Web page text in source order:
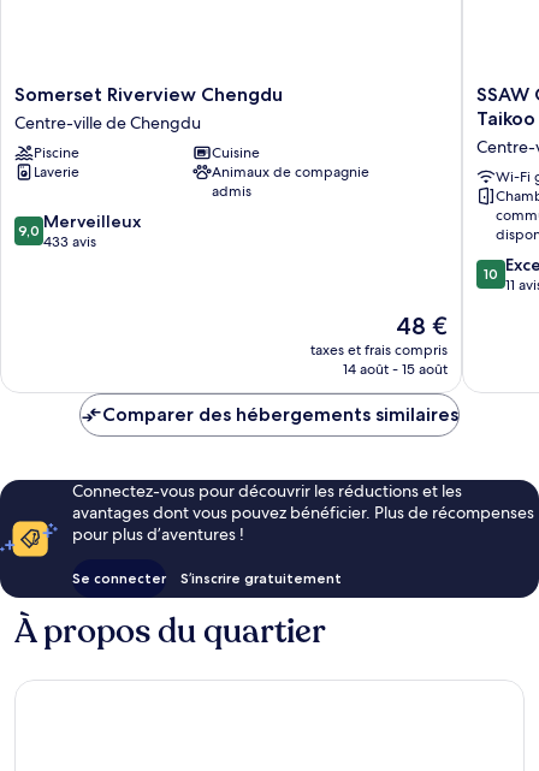
Somerset
Riverview
Chengdu
Centre-
ville
Chengdu
Somerset Riverview Chengdu
Centre-ville de Chengdu
Piscine
Cuisine
Laverie
Animaux de compagnie
admis
9.0
sur
9,0 Merveilleux
433 avis
Le
nouveau
prix
de
48 €
taxes et frais compris
14 août - 15 août
SSAW
Garden
-
Chunxi
Road
Taikoo
Li
Branch
Centre-
Wi-Fi
10.0
sur
10
11
Comparer des hébergements similaires
Connectez-vous pour découvrir les réductions et les
avantages dont vous pouvez bénéficier. Plus de récompenses
pour plus d’aventures !
Se connecter S’inscrire gratuitement
À propos du quartier